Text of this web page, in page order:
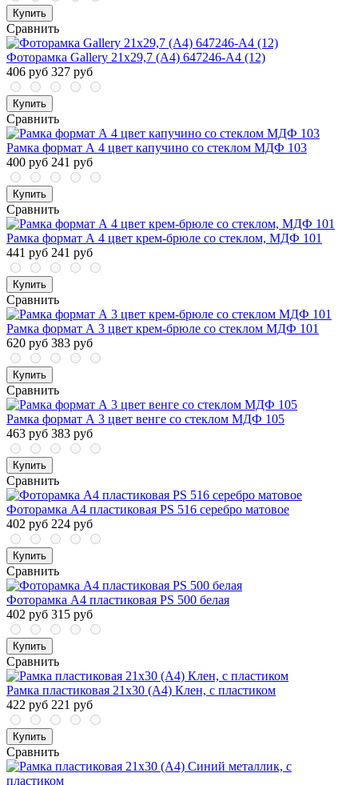
Купить
Сравнить
Фоторамка Gallery 21x29,7 (A4) 647246-A4 (12)
406 руб 327 руб
Купить
Сравнить
Рамка формат А 4 цвет капучино со стеклом МДФ 103
400 руб 241 руб
Купить
Сравнить
Рамка формат А 4 цвет крем-брюле со стеклом, МДФ 101
441 руб 241 руб
Купить
Сравнить
Рамка формат А 3 цвет крем-брюле со стеклом МДФ 101
620 руб 383 руб
Купить
Сравнить
Рамка формат А 3 цвет венге со стеклом МДФ 105
463 руб 383 руб
Купить
Сравнить
Фоторамка А4 пластиковая PS 516 серебро матовое
402 руб 224 руб
Купить
Сравнить
Фоторамка А4 пластиковая PS 500 белая
402 руб 315 руб
Купить
Сравнить
Рамка пластиковая 21x30 (A4) Клен, с пластиком
422 руб 221 руб
Купить
Сравнить